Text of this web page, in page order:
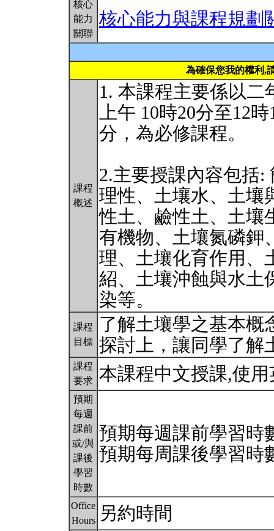
核心
能力
關聯
核心能力與課程規劃
為確保您我的權利,
課程
概述
1. 本課程主要係以
上午 10時20分至12
分，為必修課程。
2.主要授課內容包括:
理性、土壤水、土壤
性土、鹼性土、土壤
有機物、土壤氮磷鉀
理、土壤化育作用、
紹、土壤沖蝕與水土
染等。
課程
目標
了解土壤學之基本概
探討上，讓同學了
課程
要求 本課程中文授課,使
預期
每週
課前
或/與
課後
學習
時數
預期每週課前學習時
預期每周課後學習時
Office
Hours
另約時間